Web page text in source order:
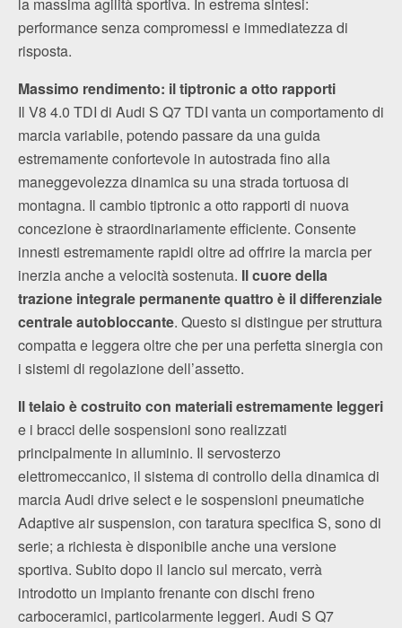
performance senza compromessi e immediatezza di
risposta.
Massimo rendimento: il tiptronic a otto rapporti
Il V8 4.0 TDI di Audi S Q7 TDI vanta un comportamento di
marcia variabile, potendo passare da una guida
estremamente confortevole in autostrada fino alla
maneggevolezza dinamica su una strada tortuosa di
montagna. Il cambio tiptronic a otto rapporti di nuova
concezione è straordinariamente efficiente. Consente
innesti estremamente rapidi oltre ad offrire la marcia per
inerzia anche a velocità sostenuta. Il cuore della
trazione integrale permanente quattro è il differenziale
centrale autobloccante. Questo si distingue per struttura
compatta e leggera oltre che per una perfetta sinergia con
i sistemi di regolazione dell’assetto.
Il telaio è costruito con materiali estremamente leggeri
e i bracci delle sospensioni sono realizzati
principalmente in alluminio. Il servosterzo
elettromeccanico, il sistema di controllo della dinamica di
marcia Audi drive select e le sospensioni pneumatiche
Adaptive air suspension, con taratura specifica S, sono di
serie; a richiesta è disponibile anche una versione
sportiva. Subito dopo il lancio sul mercato, verrà
introdotto un impianto frenante con dischi freno
carboceramici, particolarmente leggeri. Audi S Q7